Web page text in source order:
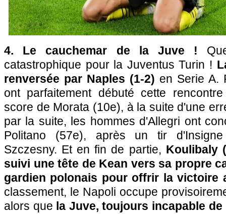
4. Le cauchemar de la Juve !
catastrophique pour la Juventus Turin !
renversée par Naples (1-2) en Serie A.
ont parfaitement débuté cette
score de Morata (10e), à la suite d'une
par la suite, les hommes d'Allegri ont
Politano (57e), après un tir
Szczesny. Et en fin de partie, Koulibaly
suivi une tête de Kean vers sa propre
gardien polonais pour offrir la victoire
classement, le Napoli occupe
alors que la Juve, toujours incapable